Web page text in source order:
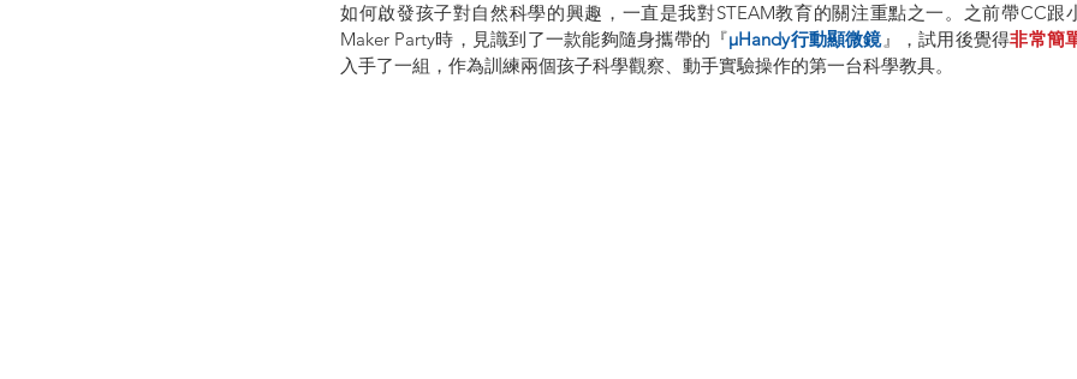
如何啟發孩子對自然科學的興趣，一直是我對STEAM教育的關注重點之一。之前帶CC跟
Maker Party時，見識到了一款能夠隨身攜帶的『µHandy行動顯微鏡』，試用後覺得非常簡
入手了一組，作為訓練兩個孩子科學觀察、動手實驗操作的第一台科學教具。